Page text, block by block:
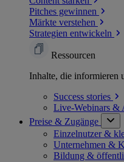
Pitches gewinnen
Märkte verstehen
Strategien entwickeln
Ressourcen
Inhalte, die informieren
Success stories
Live-Webinars &
Preise & Zugänge
Einzelnutzer &
Unternehmen &
Bildung &